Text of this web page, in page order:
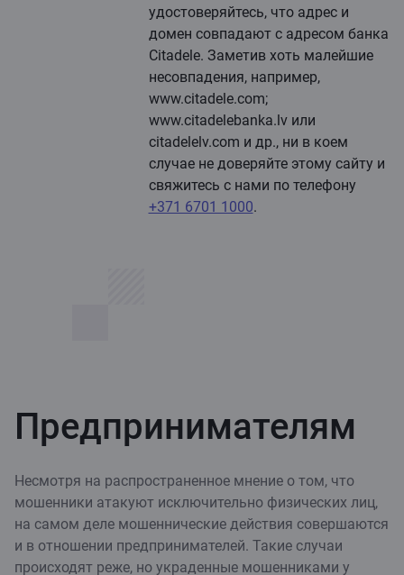
удостоверяйтесь, что адрес и
домен совпадают с адресом банка
Citadele. Заметив хоть малейшие
несовпадения, например,
www.citadele.com;
www.citadelebanka.lv или
citadelelv.com и др., ни в коем
случае не доверяйте этому сайту и
свяжитесь с нами по телефону
+371 6701 1000.
Предпринимателям
Несмотря на распространенное мнение о том, что
мошенники атакуют исключительно физических лиц,
на самом деле мошеннические действия совершаются
и в отношении предпринимателей. Такие случаи
происходят реже, но украденные мошенниками у